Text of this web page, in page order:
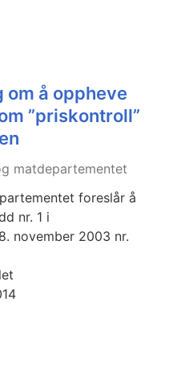
om å oppheve
”priskontroll”
matdepartementet
foreslår å
nr. 1 i
november 2003 nr.